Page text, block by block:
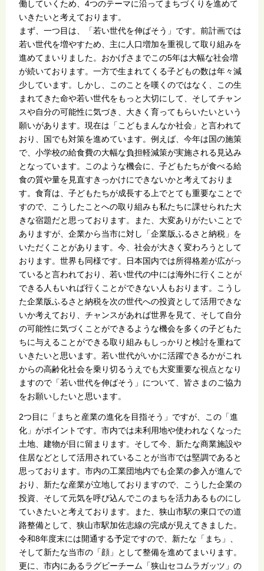
働していくため、4つのテーマに沿ってまちづくりを進めて
いきたいと考えております。
まず、一つ目は、「若い世代を伸ばそう」です。前計画では
若い世代を増やすため、主に人口増加を重視して取り組みを
進めてまいりました。おかげさまでこの5年は大幅な社会増
が続いております。一方で生まれてくる子どもの数は年々減
少しています。しかし、このことを嘆くのではなく、この生
まれてきた命や若い世代をもっと大切にして、そしてチャン
スや自分の可能性に気づき、大きく育ってもらいたいという
願いがあります。現在は「こどもまんなか社会」と言われて
おり、国でも対策を進めています。例えば、今年は国の施策
で、小学校の給食費の大幅な負担軽減策が実施される見込み
となっています。このような機会に、子どもたちが食べる給
食の質や量を見直すきっかけにできないかと考えておりま
す。食育は、子どもたちが成長する上でとても重要なことで
すので、こうしたことへの取り組みも私たちに課せられた大
きな宿題だと思っております。また、大変ありがたいことで
ありますが、企業から当市に対し「企業版ふるさと納税」を
いただくことがあります。今、社会が大きく変わろうとして
おります。世界も同様です。日本国内では所得格差が広がっ
ていると言われており、若い世代の中には海外に行くことが
できる人もいれば行くことができない人もおります。こうし
た企業版ふるさと納税を次の世代への投資として活用できな
いか考えており、チャンスがあれば世界を見て、そして自分
の可能性に気づくことができるような機会を多くの子どもた
ちに与えることができる取り組みもしっかりと検討を重ねて
いきたいと思います。若い世代がいかに活躍できるかがこれ
からの高齢化社会を乗り切るうえでも大変重要な視点となり
ますので「若い世代を伸ばそう」について、皆さまのご協力
をお願いしたいと思います。
2つ目に「まちと産業の進化を目指そう」ですが、この「進
化」がポイントです。市内では未利用地や使われなくなった
土地、建物が目に留まります。そして今、新たな商業施設や
住居などとして活用されていることが当市では堅調であると
思っております。市内の工業団地内でも企業の参入が進んで
おり、新たな産業が立地しておりますので、こうした企業の
投資、そして元気を呼び込んでこのまちを活力あるものにし
ていきたいと考えております。また、狭山市駅の東口での道
路整備として、狭山市駅加佐志線の完成が見えてきました。
令和8年度末には開通する予定ですので、新たな「まち」、
そして新たな当市の「顔」として整備を進めてまいります。
更に、市内にあるラグビーチーム「狭山セコムラガッツ」の